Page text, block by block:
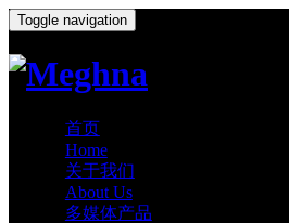
Toggle navigation
首页
Home
关于我们
About Us
多媒体产品